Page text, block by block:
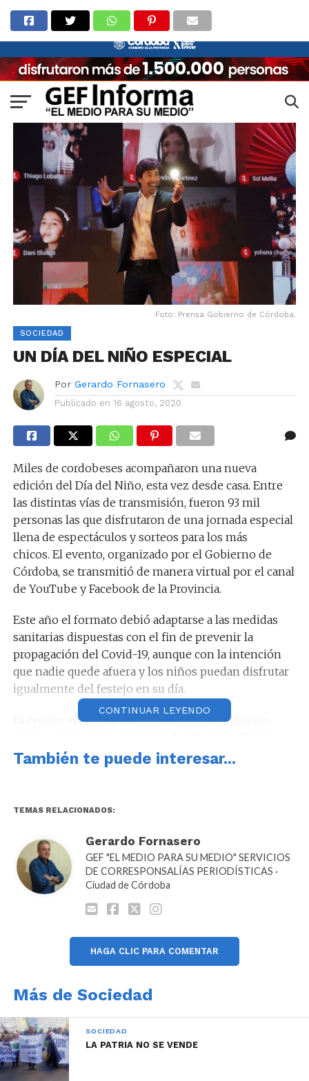
Foto: Prensa Gobierno de Córdoba.
SOCIEDAD
UN DÍA DEL NIÑO ESPECIAL
Por Gerardo Fornasero
Publicado en 16 agosto, 2020
Miles de cordobeses acompañaron una nueva
edición del Día del Niño, esta vez desde casa. Entre
las distintas vías de transmisión, fueron 93 mil
personas las que disfrutaron de una jornada especial
llena de espectáculos y sorteos para los más
chicos. El evento, organizado por el Gobierno de
Córdoba, se transmitió de manera virtual por el canal
de YouTube y Facebook de la Provincia.
Este año el formato debió adaptarse a las medidas
sanitarias dispuestas con el fin de prevenir la
propagación del Covid-19, aunque con la intención
que nadie quede afuera y los niños puedan disfrutar
igualmente del festejo en su día.
El evento «Especial día del niño. Conectados en
Fijo, Willy Magia, Payasa Alheli, Payaso Ricky y
Anacleto, números de circo y Princess Street
conducción de Luis Muñoz y Gabriela Tessio, 93 mil
y sorteos de bicicletas, televisores, tablets y parlantes
Bluetooth.
ganadores en sus hogares para evitar la circulación
de personas en este contexto de pandemia. Esta
Desarrollo Social, la Agencia Córdoba Cultura y la
CONTINUAR LEYENDO
También te puede interesar...
TEMAS RELACIONADOS:
Gerardo Fornasero
GEF "EL MEDIO PARA SU MEDIO" SERVICIOS
DE CORRESPONSALÍAS PERIODÍSTICAS ·
Ciudad de Córdoba
HAGA CLIC PARA COMENTAR
Más de Sociedad
SOCIEDAD
LA PATRIA NO SE VENDE